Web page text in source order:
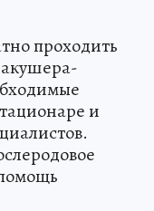
проходить
акушера-
и